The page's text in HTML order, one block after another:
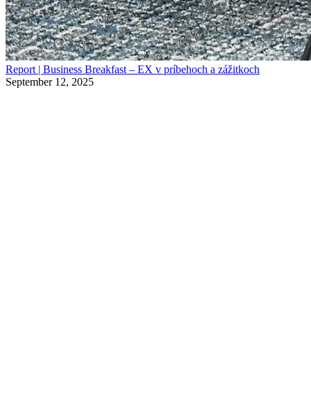
Report | Business Breakfast – EX v príbehoch a zážitkoch
September 12, 2025